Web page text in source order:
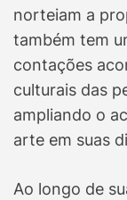
norteiam a
também tem
contações
culturais das
ampliando o
arte em suas
Ao longo de